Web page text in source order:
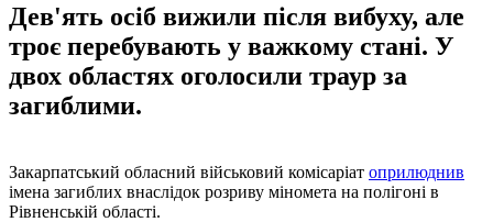
Дев'ять осіб вижили після вибуху, але
троє перебувають у важкому стані. У
двох областях оголосили траур за
загиблими.
Закарпатський обласний військовий комісаріат оприлюднив
імена загиблих внаслідок розриву міномета на полігоні в
Рівненській області.